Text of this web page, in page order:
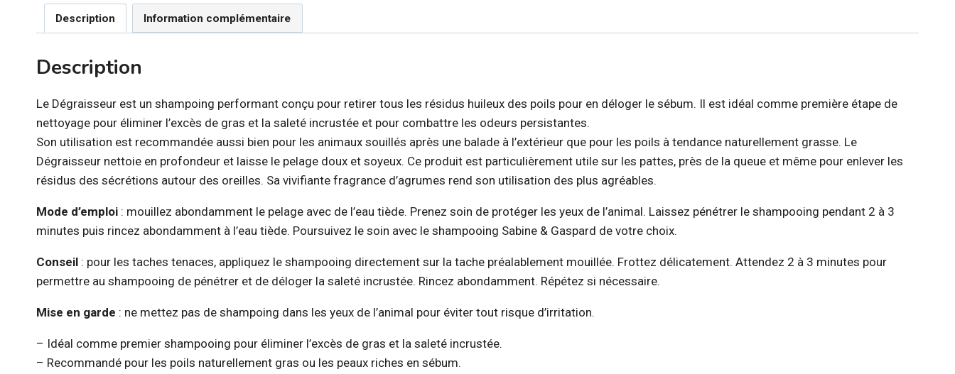
Description Information complémentaire
Description
Le Dégraisseur est un shampoing performant conçu pour retirer tous les résidus huileux des poils pour en déloger le sébum. Il est idéal comme première étape de
nettoyage pour éliminer l’excès de gras et la saleté incrustée et pour combattre les odeurs persistantes.
Son utilisation est recommandée aussi bien pour les animaux souillés après une balade à l’extérieur que pour les poils à tendance naturellement grasse. Le
Dégraisseur nettoie en profondeur et laisse le pelage doux et soyeux. Ce produit est particulièrement utile sur les pattes, près de la queue et même pour enlever les
résidus des sécrétions autour des oreilles. Sa vivifiante fragrance d’agrumes rend son utilisation des plus agréables.
Mode d’emploi : mouillez abondamment le pelage avec de l’eau tiède. Prenez soin de protéger les yeux de l’animal. Laissez pénétrer le shampooing pendant 2 à 3
minutes puis rincez abondamment à l’eau tiède. Poursuivez le soin avec le shampooing Sabine & Gaspard de votre choix.
Conseil : pour les taches tenaces, appliquez le shampooing directement sur la tache préalablement mouillée. Frottez délicatement. Attendez 2 à 3 minutes pour
permettre au shampooing de pénétrer et de déloger la saleté incrustée. Rincez abondamment. Répétez si nécessaire.
Mise en garde : ne mettez pas de shampoing dans les yeux de l’animal pour éviter tout risque d’irritation.
– Idéal comme premier shampooing pour éliminer l’excès de gras et la saleté incrustée.
– Recommandé pour les poils naturellement gras ou les peaux riches en sébum.